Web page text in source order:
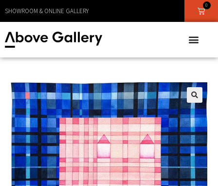
LEVERANS CA 1 - 3 DAGAR
0
🔍